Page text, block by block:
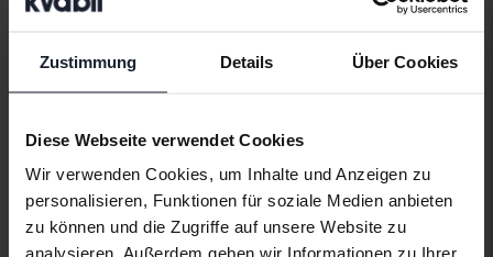
Zustimmung Details Über Cookies
Diese Webseite verwendet Cookies
Wir verwenden Cookies, um Inhalte und Anzeigen zu
personalisieren, Funktionen für soziale Medien anbieten
zu können und die Zugriffe auf unsere Website zu
analysieren. Außerdem geben wir Informationen zu Ihrer
Audi A1
2020
69 210 Kilometer
Benzin
Direkt kaufen 154 900 SEK
159 900 SEK
Mit Finanzierung
1 320 SEK/Monat